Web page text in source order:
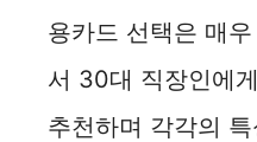
용카드 선택은 매
서 30대 직장인에
추천하며 각각의